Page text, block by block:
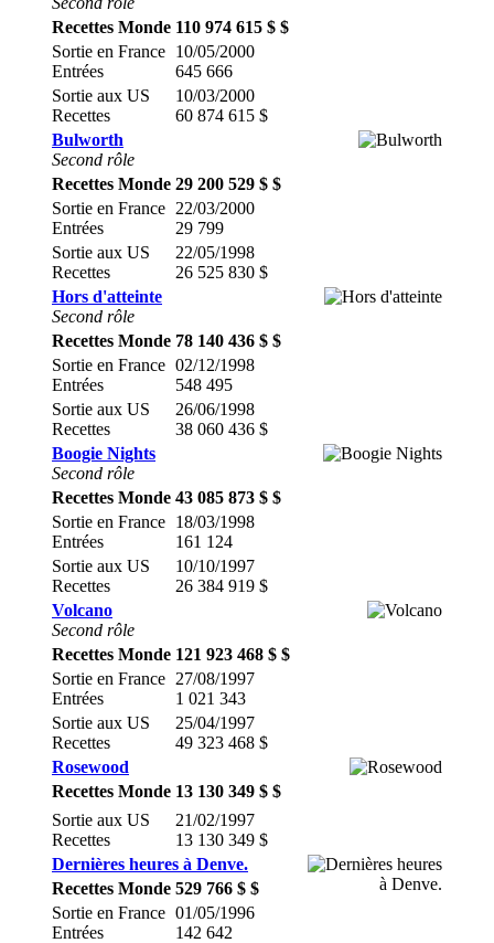
Recettes Monde 110 974 615 $ $
Sortie en France
Entrées
10/05/2000
645 666
Sortie aux US
Recettes
10/03/2000
60 874 615 $
Bulworth
Second rôle
Recettes Monde 29 200 529 $ $
Sortie en France
Entrées
22/03/2000
29 799
Sortie aux US
Recettes
22/05/1998
26 525 830 $
Hors d'atteinte
Second rôle
Recettes Monde 78 140 436 $ $
Sortie en France
Entrées
02/12/1998
548 495
Sortie aux US
Recettes
26/06/1998
38 060 436 $
Boogie Nights
Second rôle
Recettes Monde 43 085 873 $ $
Sortie en France
Entrées
18/03/1998
161 124
Sortie aux US
Recettes
10/10/1997
26 384 919 $
Volcano
Second rôle
Recettes Monde 121 923 468 $ $
Sortie en France
Entrées
27/08/1997
1 021 343
Sortie aux US
Recettes
25/04/1997
49 323 468 $
Rosewood
Recettes Monde 13 130 349 $ $
Sortie aux US
Recettes
21/02/1997
13 130 349 $
Dernières heures à Denve.
Recettes Monde 529 766 $ $
Sortie en France
Entrées
01/05/1996
142 642